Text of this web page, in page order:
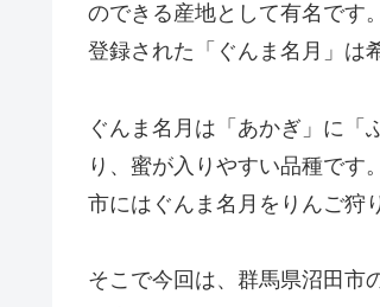
のできる産地として有名です
登録された「ぐんま名月」は
ぐんま名月は「あかぎ」に「
り、蜜が入りやすい品種です
市にはぐんま名月をりんご狩
そこで今回は、群馬県沼田市